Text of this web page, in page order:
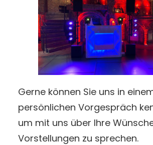
Gerne können Sie uns in
persönlichen Vorgespräch
um mit uns über Ihre
Vorstellungen zu sprechen.